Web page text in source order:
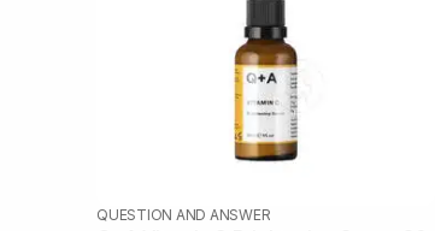
QUESTION AND ANSWER